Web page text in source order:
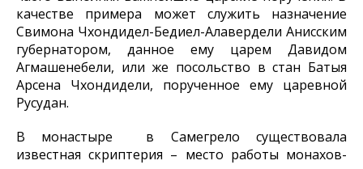
качестве примера может служить назначение
Свимона Чхондидел-Бедиел-Алавердели Анисским
губернатором, данное ему царем Давидом
Агмашенебели, или же посольство в стан Батыя
Арсена Чхондидели, порученное ему царевной
Русудан.
В монастыре в Самегрело существовала
известная скриптерия – место работы монахов-